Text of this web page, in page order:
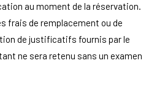
au moment de la réservation.
frais de remplacement ou de
de justificatifs fournis par le
ne sera retenu sans un examen